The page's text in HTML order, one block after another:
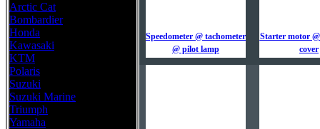
Arctic Cat
Bombardier
Honda
Kawasaki
KTM
Polaris
Suzuki
Suzuki Marine
Triumph
Yamaha
Speedometer @ tachometer
@ pilot lamp
Starter motor
cover